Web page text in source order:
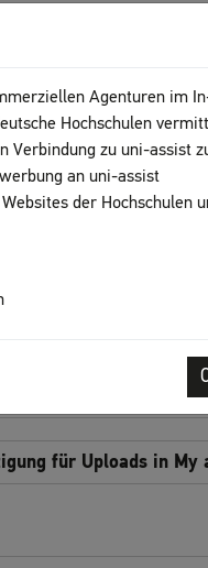
Agenturen im
Hochschulen
Verbindung zu uni-assist
an uni-assist
der Hochschulen
bezahlen.
Dokumente nicht
einer
für Uploads in My